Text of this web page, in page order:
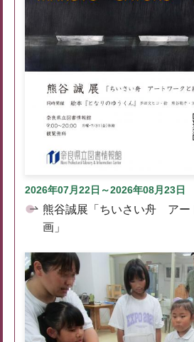
2026年07月22日～2026年08月23日
熊谷誠展「ちいさい舟 アー
画」